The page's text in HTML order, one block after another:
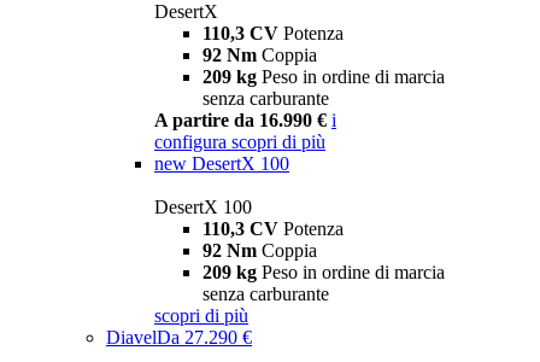
DesertX
110,3 CV Potenza
92 Nm Coppia
209 kg Peso in ordine di marcia
senza carburante
A partire da 16.990 € i
configura scopri di più
new DesertX 100
DesertX 100
110,3 CV Potenza
92 Nm Coppia
209 kg Peso in ordine di marcia
senza carburante
scopri di più
DiavelDa 27.290 €